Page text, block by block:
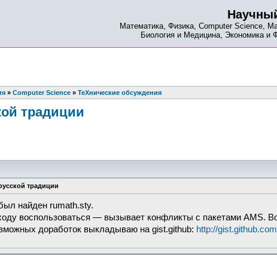
Математика, Физика, Computer Science,
Биология и Медицина, Экономика и
» Computer Science » TeXнические обсуждения
традиции
традиции
найден rumath.sty.
воспользоваться — вызывает конфликты с пакетами AMS.
доработок выкладываю на gist.github: http://